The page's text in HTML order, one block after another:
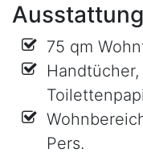
75 qm
Pers.